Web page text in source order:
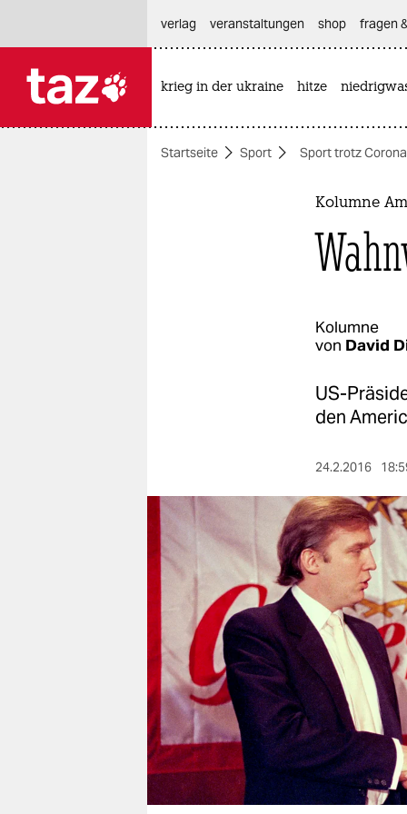
themen
wahrheit
verlag
verlag
veranstaltungen
shop
fragen & hilfe
unterstützen
abo
genossenschaft
verlag
veranstaltungen shop fragen
krieg in der ukraine hitze
Startseite Sport Sport trotz Corona
Kolumne
Kolumne
von David
US-
den
24.2.2016